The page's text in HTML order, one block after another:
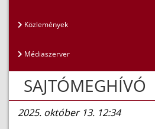
Közlemények
Médiaszerver
SAJTÓMEGHÍVÓ
2025. október 13. 12:34